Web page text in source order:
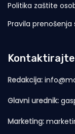
Politika zaštite
Pravila prenošenja
Redakcija:
Glavni urednik:
Marketing: